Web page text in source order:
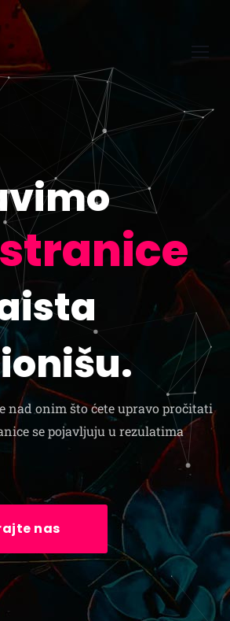
stranice
nad onim što ćete upravo pročitati
se pojavljuju u rezulatima
nas